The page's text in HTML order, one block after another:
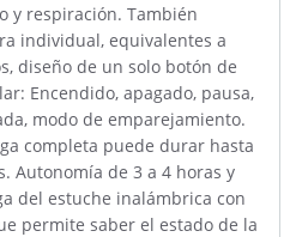
y respiración. También
individual, equivalentes a
diseño de un solo botón de
Encendido, apagado, pausa,
modo de emparejamiento.
completa puede durar hasta
Autonomía de 3 a 4 horas y
del estuche inalámbrica con
permite saber el estado de la